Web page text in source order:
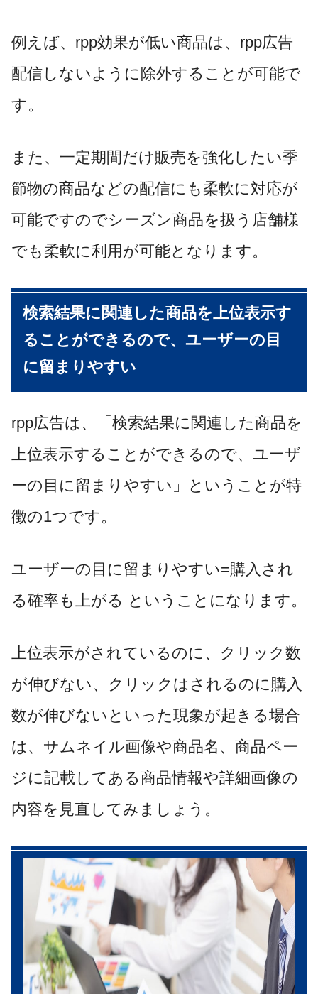
例えば、 rpp効果が低い商品は、 rpp広告
配信しないように除外することが可能で
す。
また、一定期間だけ販売を強化したい季
節物の商品などの配信にも柔軟に対応が
可能ですのでシーズン商品を扱う店舗様
でも柔軟に利用が可能となります。
検索結果に関連した商品を上位表示す
ることができるので、ユーザーの目
に留まりやすい
rpp広告は、「検索結果に関連した商品を
上位表示することができるので、ユーザ
ーの目に留まりやすい」ということが特
徴の1つです。
ユーザーの目に留まりやすい=購入され
る確率も上がる ということになります。
上位表示がされているのに、クリック数
が伸びない、クリックはされるのに購入
数が伸びないといった現象が起きる場合
は、サムネイル画像や商品名、商品ペー
ジに記載してある商品情報や詳細画像の
内容を見直してみましょう。